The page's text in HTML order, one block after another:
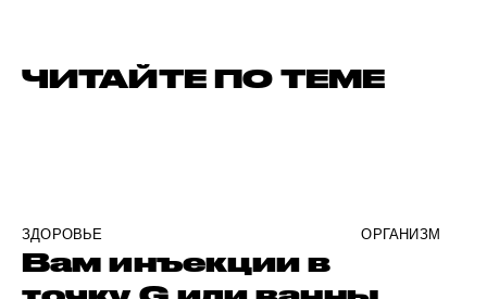
ЧИТАЙТЕ ПО ТЕМЕ
ЗДОРОВЬЕ ОРГАНИЗМ
Вам инъекции в